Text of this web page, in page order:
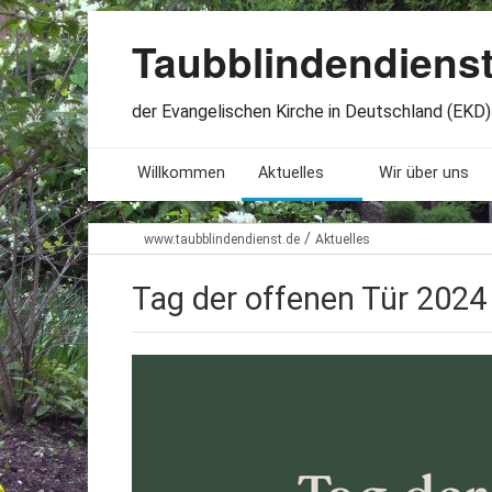
der Evangelischen Kirche in Deutschland (EKD)
Willkommen Aktuelles
Seminare. Termine
Stellenangebote
Wir über uns
Leitlinien
Geschichte
www.taubblindendienst.de / Aktuelles
Tag der offenen Tür 2024